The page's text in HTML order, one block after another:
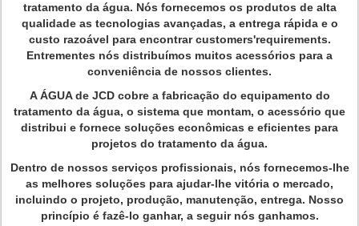
tratamento da água. Nós fornecemos os produtos de alta
qualidade as tecnologias avançadas, a entrega rápida e o
custo razoável para encontrar customers'requirements.
Entrementes nós distribuímos muitos acessórios para a
conveniência de nossos clientes.
A ÁGUA de JCD cobre a fabricação do equipamento do
tratamento da água, o sistema que montam, o acessório que
distribui e fornece soluções econômicas e eficientes para
projetos do tratamento da água.
Dentro de nossos serviços profissionais, nós fornecemos-lhe
as melhores soluções para ajudar-lhe vitória o mercado,
incluindo o projeto, produção, manutenção, entrega. Nosso
princípio é fazê-lo ganhar, a seguir nós ganhamos.